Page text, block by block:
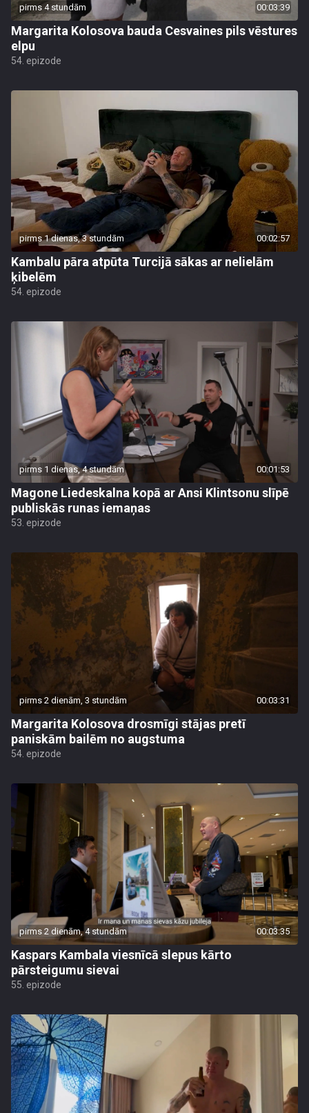
pirms 4 stundām 00:03:39
Margarita Kolosova bauda Cesvaines pils vēstures
elpu
54. epizode
pirms 1 dienas, 3 stundām 00:02:57
Kambalu pāra atpūta Turcijā sākas ar nelielām
ķibelēm
54. epizode
pirms 1 dienas, 4 stundām 00:01:53
Magone Liedeskalna kopā ar Ansi Klintsonu slīpē
publiskās runas iemaņas
53. epizode
pirms 2 dienām, 3 stundām 00:03:31
Margarita Kolosova drosmīgi stājas pretī
paniskām bailēm no augstuma
54. epizode
pirms 2 dienām, 4 stundām 00:03:35
Kaspars Kambala viesnīcā slepus kārto
pārsteigumu sievai
55. epizode